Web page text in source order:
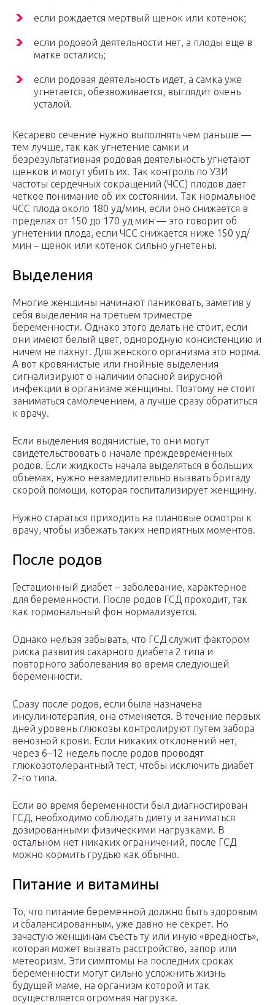
если рождается мертвый щенок или котенок;
если родовой деятельности нет, а плоды еще в
матке остались;
если родовая деятельность идет, а самка уже
угнетается, обезвоживается, выглядит очень
усталой.
Кесарево сечение нужно выполнять чем раньше —
тем лучше, так как угнетение самки и
безрезультативная родовая деятельность угнетают
щенков и могут убить их. Так контроль по УЗИ
частоты сердечных сокращений (ЧСС) плодов дает
четкое понимание об их состоянии. Так нормальное
ЧСС плода около 180 уд/мин, если оно снижается в
пределах от 150 до 170 уд мин — это говорит об
угнетении плода, если ЧСС снижается ниже 150 уд/
мин – щенок или котенок сильно угнетены.
Выделения
Многие женщины начинают паниковать, заметив у
себя выделения на третьем триместре
беременности. Однако этого делать не стоит, если
они имеют белый цвет, однородную консистенцию и
ничем не пахнут. Для женского организма это норма.
А вот кровянистые или гнойные выделения
сигнализируют о наличии опасной вирусной
инфекции в организме женщины. Поэтому не стоит
заниматься самолечением, а лучше сразу обратиться
к врачу.
Если выделения водянистые, то они могут
свидетельствовать о начале преждевременных
родов. Если жидкость начала выделяться в больших
объемах, нужно незамедлительно вызвать бригаду
скорой помощи, которая госпитализирует женщину.
Нужно стараться приходить на плановые осмотры к
врачу, чтобы избежать таких неприятных моментов.
После родов
Гестационный диабет – заболевание, характерное
для беременности. После родов ГСД проходит, так
как гормональный фон нормализуется.
Однако нельзя забывать, что ГСД служит фактором
риска развития сахарного диабета 2 типа и
повторного заболевания во время следующей
беременности.
Сразу после родов, если была назначена
инсулинотерапия, она отменяется. В течение первых
дней уровень глюкозы контролируют путем забора
венозной крови. Если никаких отклонений нет,
через 6–12 недель после родов проводят
глюкозотолерантный тест, чтобы исключить диабет
2-го типа.
Если во время беременности был диагностирован
ГСД, необходимо соблюдать диету и заниматься
дозированными физическими нагрузками. В
остальном нет никаких ограничений, после ГСД
можно кормить грудью как обычно.
Питание и витамины
То, что питание беременной должно быть здоровым
и сбалансированным, уже давно не секрет. Но
зачастую женщинам съесть ту или иную «вредность»,
которая может вызвать расстройство, запор или
метеоризм. Эти симптомы на последних сроках
беременности могут сильно усложнить жизнь
будущей маме, на организм которой и так
осуществляется огромная нагрузка.